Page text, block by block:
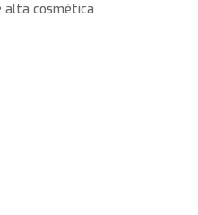
alta cosmética